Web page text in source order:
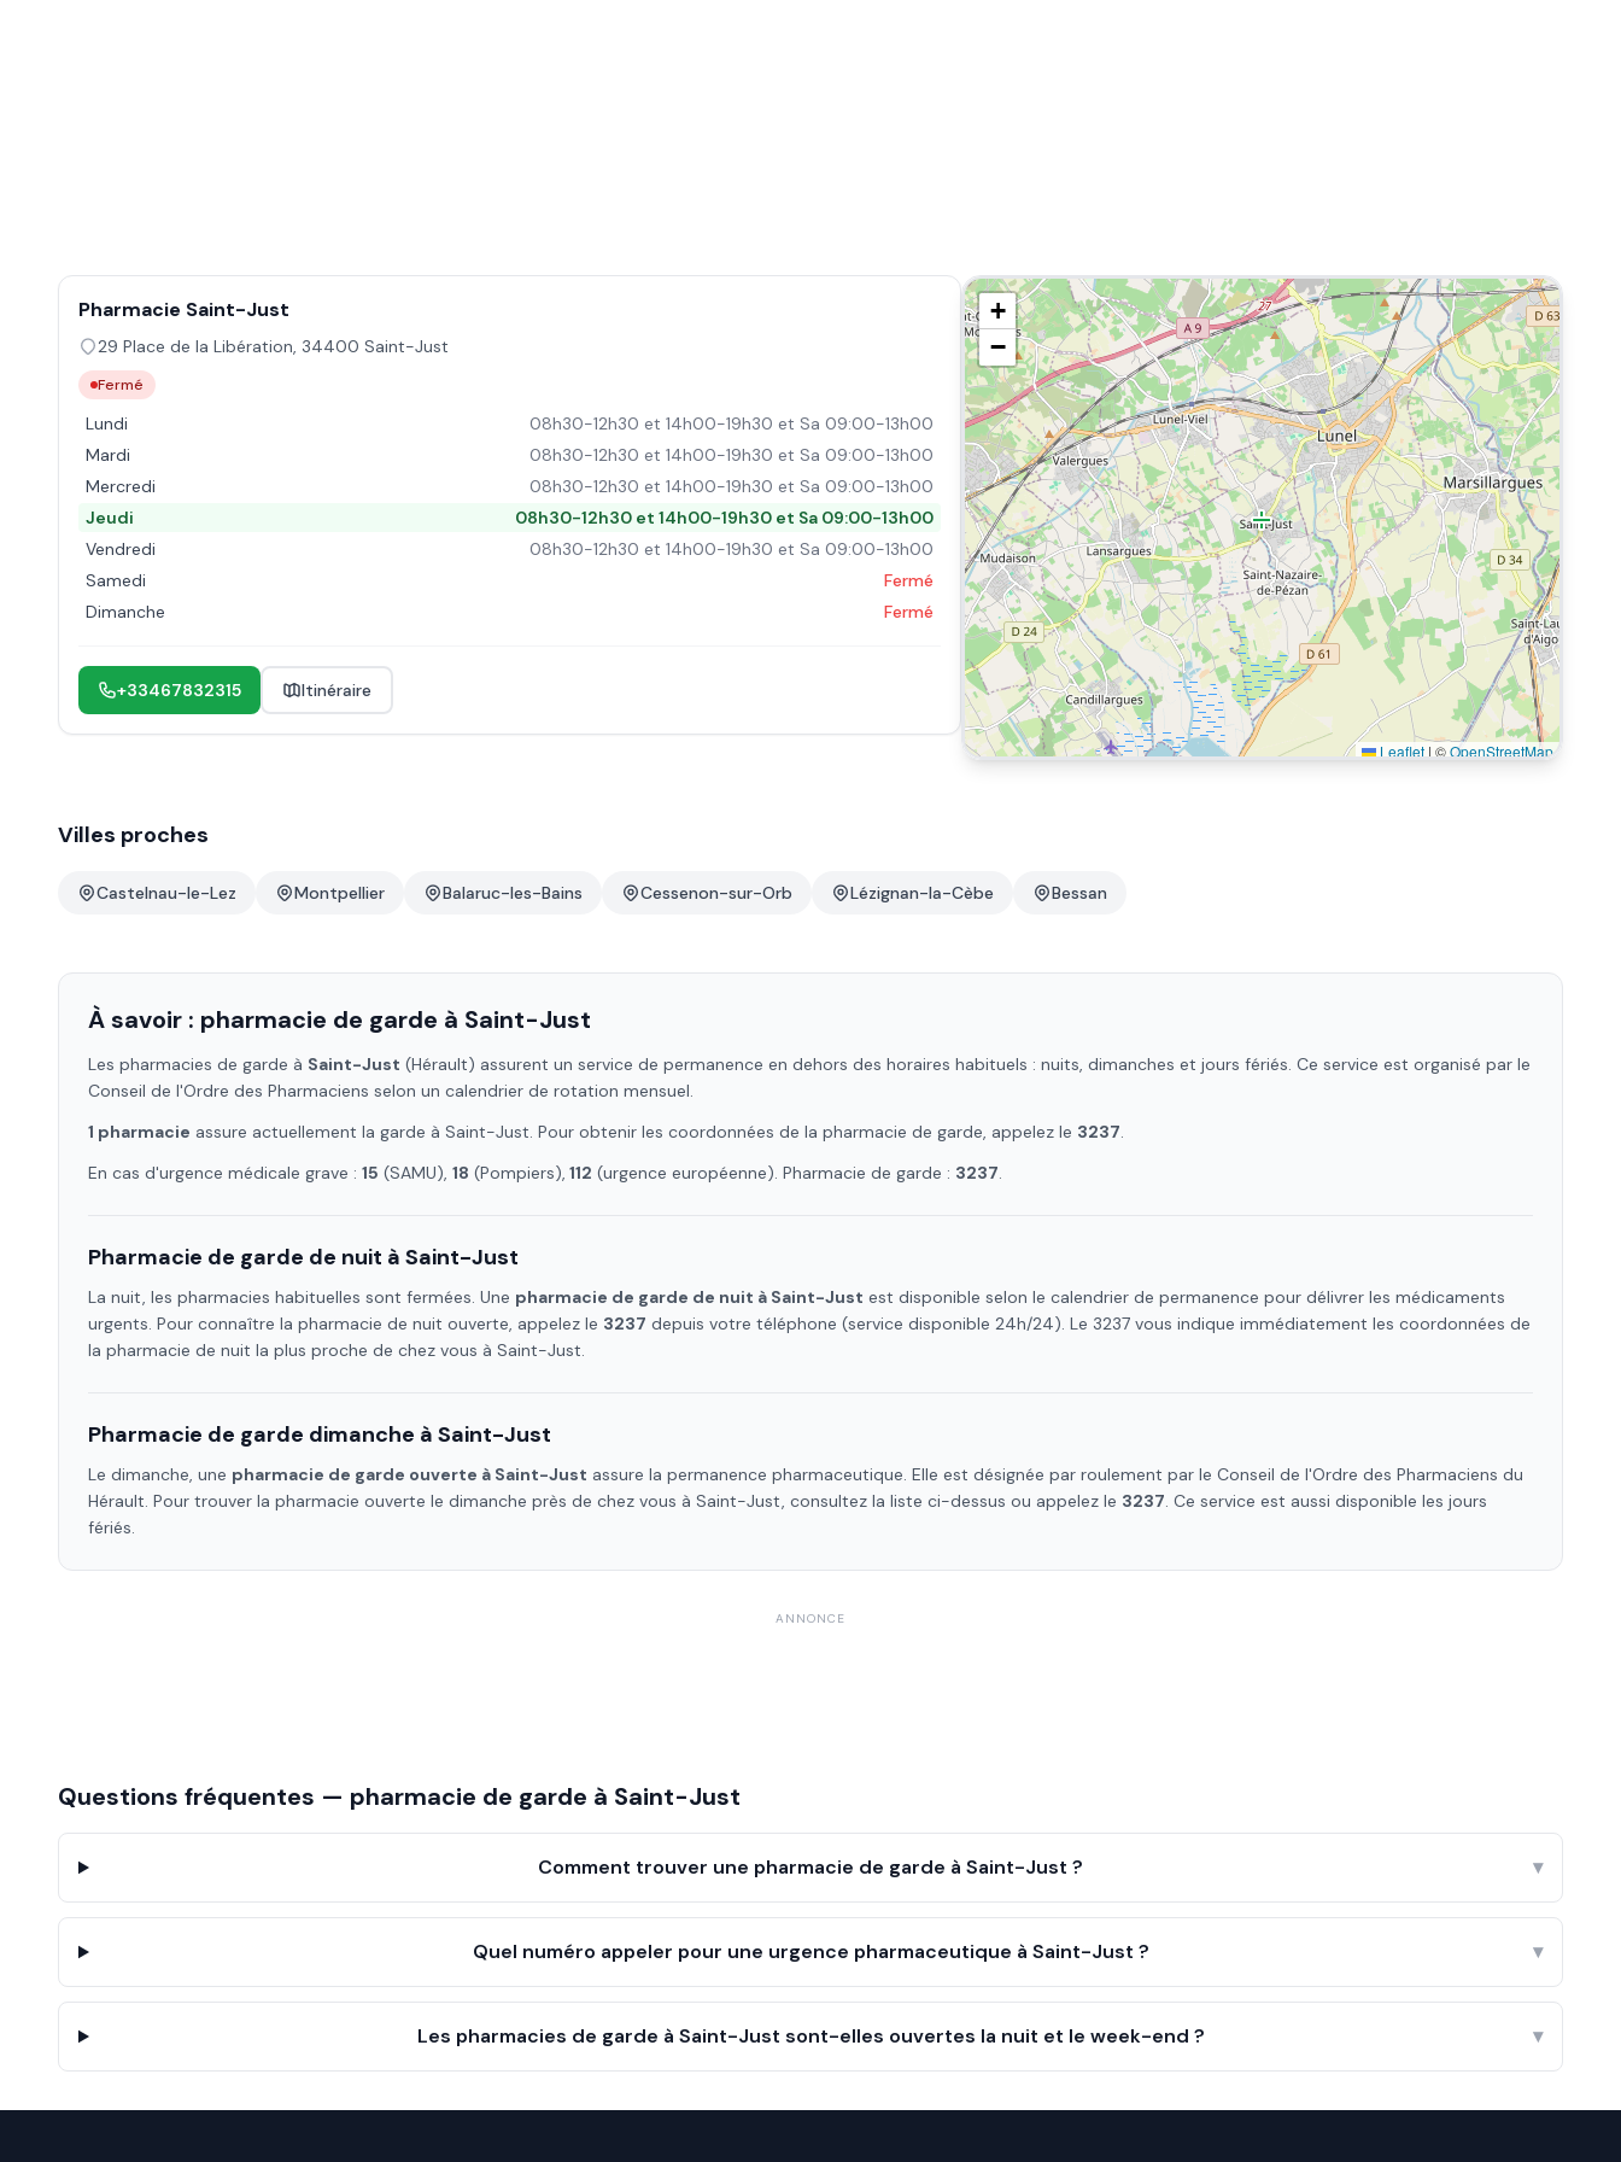
Pharmacie Saint-Just
29 Place de la Libération, 34400 Saint-Just
Fermé
Lundi
08h30-12h30 et 14h00-19h30 et Sa 09:00-13h00
Mardi
08h30-12h30 et 14h00-19h30 et Sa 09:00-13h00
Mercredi
08h30-12h30 et 14h00-19h30 et Sa 09:00-13h00
Jeudi
08h30-12h30 et 14h00-19h30 et Sa 09:00-13h00
Vendredi
08h30-12h30 et 14h00-19h30 et Sa 09:00-13h00
Samedi
Fermé
Dimanche
Fermé
+33467832315 Itinéraire
+
−
Leaflet | ©OpenStreetMap
Villes proches
Castelnau-le-Lez Montpellier Balaruc-les-Bains Cessenon-sur-Orb Lézignan-la-Cèbe Bessan
À savoir : pharmacie de garde à Saint-Just
Les pharmacies de garde à Saint-Just (Hérault) assurent un service de permanence en dehors des horaires habituels : nuits, dimanches et jours fériés. Ce service est organisé par le
Conseil de l'Ordre des Pharmaciens selon un calendrier de rotation mensuel.
1 pharmacie assure actuellement la garde à Saint-Just. Pour obtenir les coordonnées de la pharmacie de garde, appelez le 3237.
En cas d'urgence médicale grave : 15 (SAMU), 18 (Pompiers), 112 (urgence européenne). Pharmacie de garde : 3237.
Pharmacie de garde de nuit à Saint-Just
La nuit, les pharmacies habituelles sont fermées. Une pharmacie de garde de nuit à Saint-Just est disponible selon le calendrier de permanence pour délivrer les médicaments
urgents. Pour connaître la pharmacie de nuit ouverte, appelez le 3237 depuis votre téléphone (service disponible 24h/24). Le 3237 vous indique immédiatement les coordonnées de
la pharmacie de nuit la plus proche de chez vous à Saint-Just.
Pharmacie de garde dimanche à Saint-Just
Le dimanche, une pharmacie de garde ouverte à Saint-Just assure la permanence pharmaceutique. Elle est désignée par roulement par le Conseil de l'Ordre des Pharmaciens du
Hérault. Pour trouver la pharmacie ouverte le dimanche près de chez vous à Saint-Just, consultez la liste ci-dessus ou appelez le 3237. Ce service est aussi disponible les jours
fériés.
ANNONCE
Questions fréquentes — pharmacie de garde à Saint-Just
Comment trouver une pharmacie de garde à Saint-Just ? ▾
Quel numéro appeler pour une urgence pharmaceutique à Saint-Just ? ▾
Les pharmacies de garde à Saint-Just sont-elles ouvertes la nuit et le week-end ? ▾